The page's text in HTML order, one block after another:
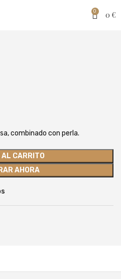
0 0 €
combinado con perla.
CARRITO
AHORA